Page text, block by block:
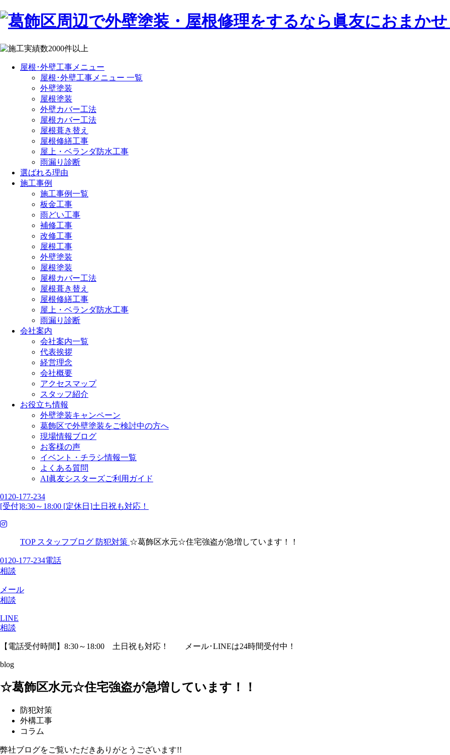
屋根･外壁工事メニュー
屋根･外壁工事メニュー 一覧
外壁塗装
屋根塗装
外壁カバー工法
屋根カバー工法
屋根葺き替え
屋根修繕工事
屋上・ベランダ防水工事
雨漏り診断
選ばれる理由
施工事例
施工事例一覧
板金工事
雨どい工事
補修工事
改修工事
屋根工事
外壁塗装
屋根塗装
屋根カバー工法
屋根葺き替え
屋根修繕工事
屋上・ベランダ防水工事
雨漏り診断
会社案内
会社案内一覧
代表挨拶
経営理念
会社概要
アクセスマップ
スタッフ紹介
お役立ち情報
外壁塗装キャンペーン
葛飾区で外壁塗装をご検討中の方へ
現場情報ブログ
お客様の声
イベント・チラシ情報一覧
よくある質問
AI眞友シスターズご利用ガイド
0120-177-234
[受付]8:30～18:00 [定休日]土日祝も対応！
TOP スタッフブログ 防犯対策 ☆葛飾区水元☆住宅強盗が急増しています！！
0120-177-234電話
相談
メール
相談
LINE
相談
【電話受付時間】8:30～18:00 土日祝も対応！ メール･LINEは24時間受付中！
blog
☆葛飾区水元☆住宅強盗が急増しています！！
防犯対策
外構工事
コラム
弊社ブログをご覧いただきありがとうございます!!